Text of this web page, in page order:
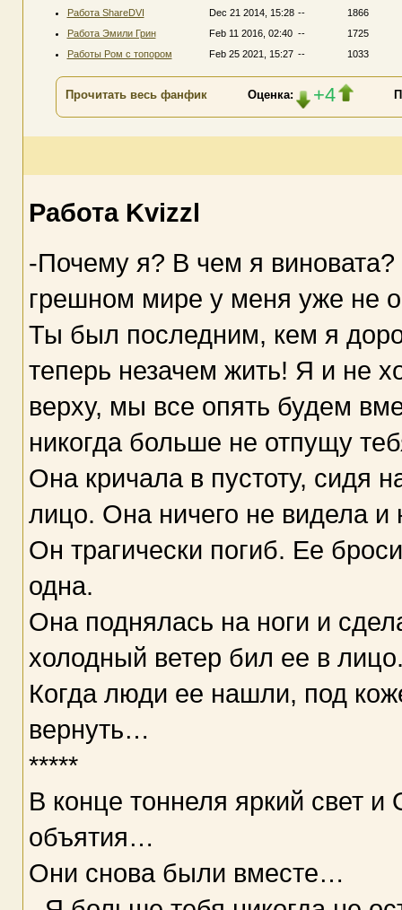
Работа ShareDVI
Dec 21 2014, 15:28 --
1866
Работа Эмили Грин
Feb 11 2016, 02:40 --
1725
Работы Ром с топором
Feb 25 2021, 15:27 -- 1033
Прочитать весь фанфик Оценка: +4
Работа Kvizzl
-Почему я? В чем я
грешном мире у меня уже не
Ты был последним, кем я
теперь незачем жить! Я и не
верху, мы все опять будем
никогда больше не отпущу
Она кричала в пустоту, сидя
лицо. Она ничего не видела и
Он трагически погиб. Ее
одна.
Она поднялась на ноги и
холодный ветер бил ее в
Когда люди ее нашли, под
вернуть…
*****
В конце тоннеля яркий свет
объятия…
Они снова были вместе…